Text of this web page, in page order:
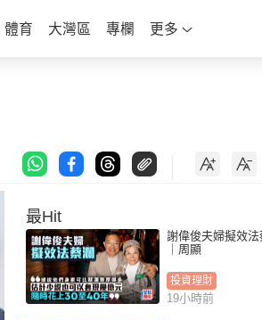
體育 大灣區 專欄 更多
最Hit
謝偉俊夫婦擬效法
｜周顯
投資理財
19小時前